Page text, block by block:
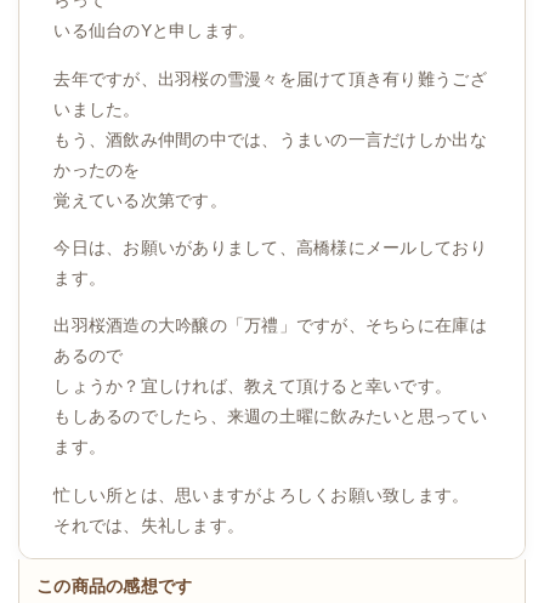
いる仙台のYと申します。
去年ですが、出羽桜の雪漫々を届けて頂き有り難うござ
いました。
もう、酒飲み仲間の中では、うまいの一言だけしか出な
かったのを
覚えている次第です。
今日は、お願いがありまして、高橋様にメールしており
ます。
出羽桜酒造の大吟醸の「万禮」ですが、そちらに在庫は
あるので
しょうか？宜しければ、教えて頂けると幸いです。
もしあるのでしたら、来週の土曜に飲みたいと思ってい
ます。
忙しい所とは、思いますがよろしくお願い致します。
それでは、失礼します。
この商品の感想です